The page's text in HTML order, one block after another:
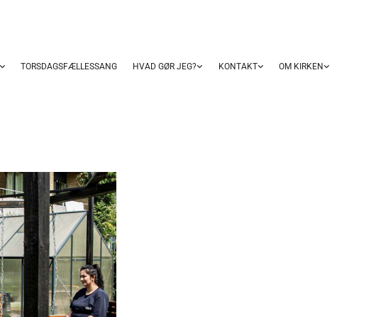
TORSDAGSFÆLLESSANG HVAD GØR JEG? KONTAKT OM KIRKEN